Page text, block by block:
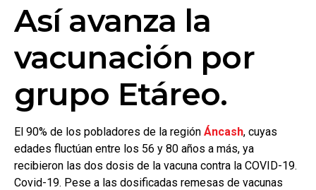
Así avanza la
vacunación por
grupo Etáreo.
El 90% de los pobladores de la región Áncash, cuyas
edades fluctúan entre los 56 y 80 años a más, ya
recibieron las dos dosis de la vacuna contra la COVID-19.
Covid-19. Pese a las dosificadas remesas de vacunas